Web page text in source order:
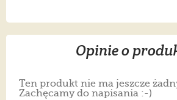
Opinie o
Ten produkt nie ma jeszcze
Zachęcamy do napisania :-)